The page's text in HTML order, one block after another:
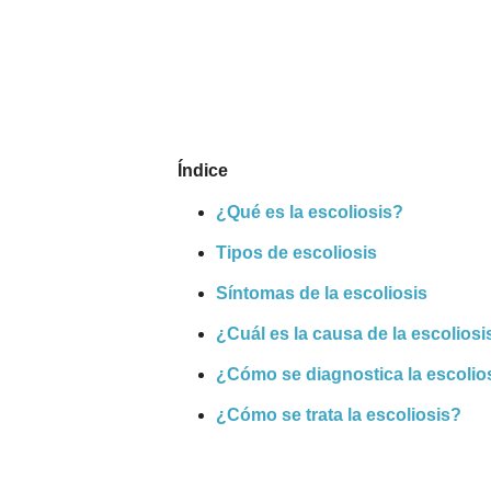
Índice
¿Qué es la escoliosis?
Tipos de escoliosis
Síntomas de la escoliosis
¿Cuál es la causa de la
¿Cómo se diagnostica la
¿Cómo se trata la escoliosis?